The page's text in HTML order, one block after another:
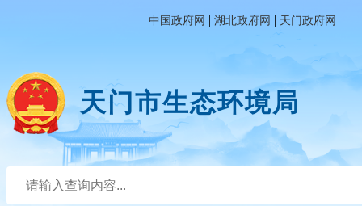
中国政府网 | 湖北政府网 | 天门政府网
天门市生态环境局